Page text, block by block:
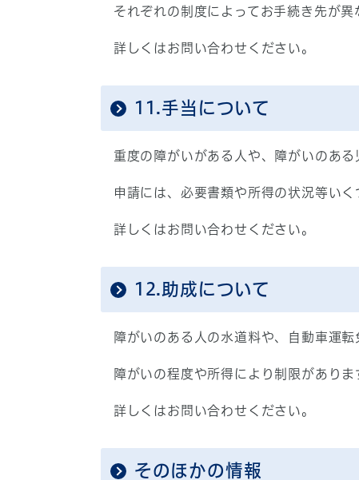
それぞれの制度によってお手続き先が異
詳しくはお問い合わせください。
11.手当について
重度の障がいがある人や、障がいのあ
申請には、必要書類や所得の状況等いく
詳しくはお問い合わせください。
12.助成について
障がいのある人の水道料や、自動車運
障がいの程度や所得により制限がありま
詳しくはお問い合わせください。
そのほかの情報